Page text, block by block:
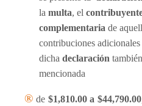
la multa, el
complementaria de
contribuciones
dicha declaración
mencionada
® de $1,810.00 a $44,790.00